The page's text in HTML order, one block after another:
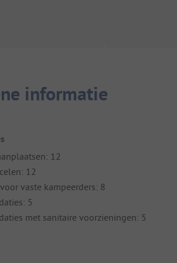
informatie
12
12
vaste kampeerders: 8
5
met sanitaire voorzieningen: 5